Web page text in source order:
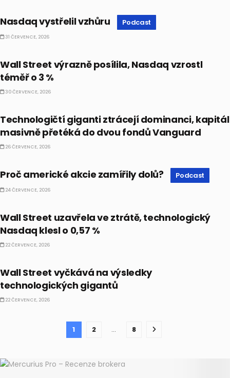
Nasdaq vystřelil vzhůru Podcast
31 ČERVENCE, 2026
Wall Street výrazně posílila, Nasdaq vzrostl
téměř o 3 %
30 ČERVENCE, 2026
Technologičtí giganti ztrácejí dominanci, kapitál
masivně přetéká do dvou fondů Vanguard
26 ČERVENCE, 2026
Proč americké akcie zamířily dolů? Podcast
24 ČERVENCE, 2026
Wall Street uzavřela ve ztrátě, technologický
Nasdaq klesl o 0,57 %
22 ČERVENCE, 2026
Wall Street vyčkává na výsledky
technologických gigantů
22 ČERVENCE, 2026
1 2 … 8